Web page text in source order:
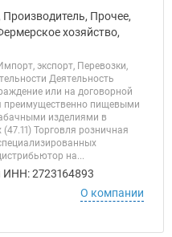
Прочее,
хозяйство,
экспорт, Перевозки,
Деятельность
или на договорной
преимущественно пищевыми
изделиями в
Торговля розничная
на...
ИНН: 2723164893
О компании